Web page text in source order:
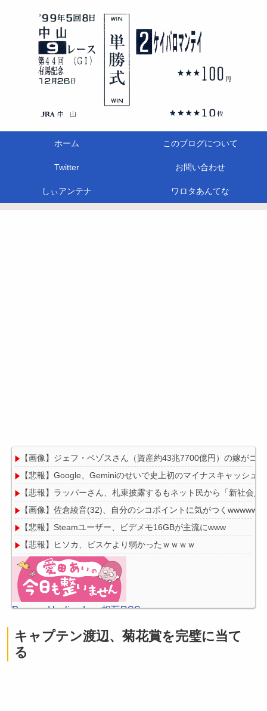
ホーム このブログについて
Twitter お問い合わせ
しぃアンテナ ワロタあんてな
【画像】ジェフ・ベゾスさん（資産約43兆7700億円）の嫁がコ
【悲報】Google、Geminiのせいで史上初のマイナスキャッシュ
【悲報】ラッパーさん、札束披露するもネット民から「新社会
【画像】佐倉綾音(32)、自分のシコポイントに気がつく
【悲報】Steamユーザー、ビデメモ16GBが主流にwww
【悲報】ヒソカ、ビスケより弱かったｗｗｗｗ
Powered by livedoor 相互RSS
キャプテン渡辺、菊花賞を完璧に当て
る